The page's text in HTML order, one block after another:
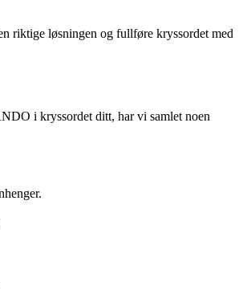
riktige løsningen og fullføre kryssordet med
i kryssordet ditt, har vi samlet noen